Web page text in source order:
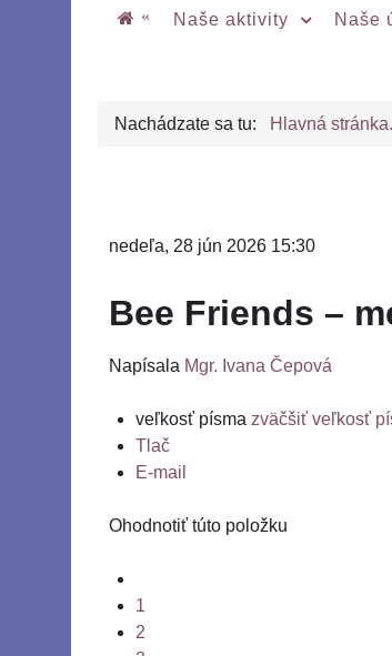
« Naše aktivity Naše
Nachádzate sa tu: Hlavná
nedeľa, 28 jún 2026 15:30
Bee Friends –
Napísala Mgr. Ivana Čepová
veľkosť písma zväčšiť veľkosť
Tlač
E-mail
Ohodnotiť túto položku
1
2